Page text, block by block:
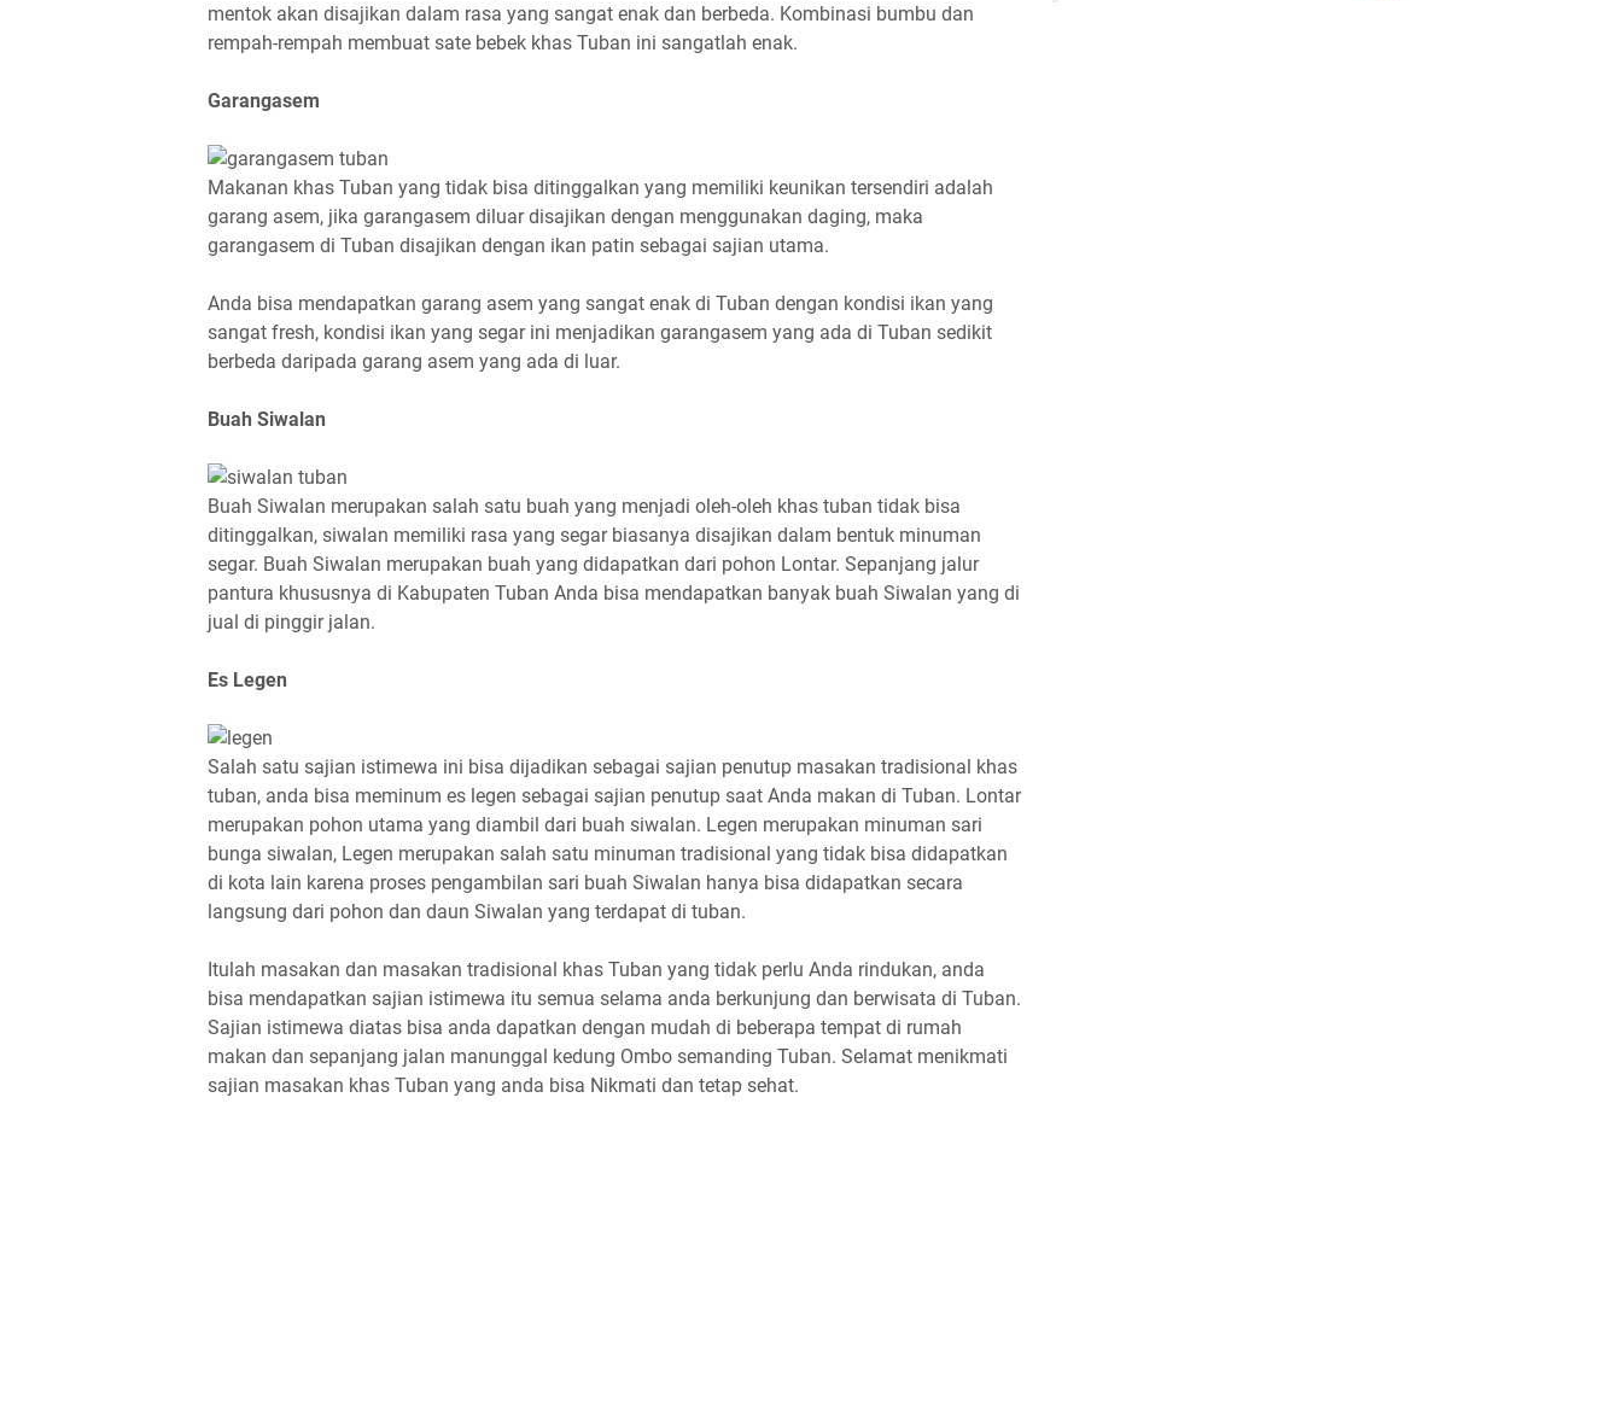
mentok akan disajikan dalam rasa yang sangat enak dan berbeda. Kombinasi bumbu dan
rempah-rempah membuat sate bebek khas Tuban ini sangatlah enak.
Garangasem
Makanan khas Tuban yang tidak bisa ditinggalkan yang memiliki keunikan tersendiri adalah
garang asem, jika garangasem diluar disajikan dengan menggunakan daging, maka
garangasem di Tuban disajikan dengan ikan patin sebagai sajian utama.
Anda bisa mendapatkan garang asem yang sangat enak di Tuban dengan kondisi ikan yang
sangat fresh, kondisi ikan yang segar ini menjadikan garangasem yang ada di Tuban sedikit
berbeda daripada garang asem yang ada di luar.
Buah Siwalan
Buah Siwalan merupakan salah satu buah yang menjadi oleh-oleh khas tuban tidak bisa
ditinggalkan, siwalan memiliki rasa yang segar biasanya disajikan dalam bentuk minuman
segar. Buah Siwalan merupakan buah yang didapatkan dari pohon Lontar. Sepanjang jalur
pantura khususnya di Kabupaten Tuban Anda bisa mendapatkan banyak buah Siwalan yang di
jual di pinggir jalan.
Es Legen
Salah satu sajian istimewa ini bisa dijadikan sebagai sajian penutup masakan tradisional khas
tuban, anda bisa meminum es legen sebagai sajian penutup saat Anda makan di Tuban. Lontar
merupakan pohon utama yang diambil dari buah siwalan. Legen merupakan minuman sari
bunga siwalan, Legen merupakan salah satu minuman tradisional yang tidak bisa didapatkan
di kota lain karena proses pengambilan sari buah Siwalan hanya bisa didapatkan secara
langsung dari pohon dan daun Siwalan yang terdapat di tuban.
Itulah masakan dan masakan tradisional khas Tuban yang tidak perlu Anda rindukan, anda
bisa mendapatkan sajian istimewa itu semua selama anda berkunjung dan berwisata di Tuban.
Sajian istimewa diatas bisa anda dapatkan dengan mudah di beberapa tempat di rumah
makan dan sepanjang jalan manunggal kedung Ombo semanding Tuban. Selamat menikmati
sajian masakan khas Tuban yang anda bisa Nikmati dan tetap sehat.